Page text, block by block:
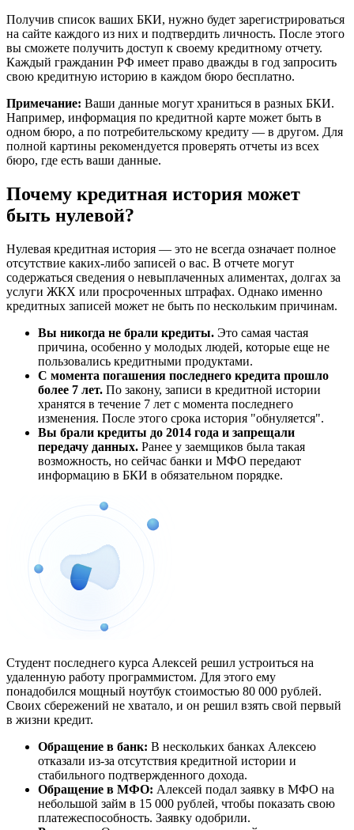
Получив список ваших БКИ, нужно будет зарегистрироваться
на сайте каждого из них и подтвердить личность. После этого
вы сможете получить доступ к своему кредитному отчету.
Каждый гражданин РФ имеет право дважды в год запросить
свою кредитную историю в каждом бюро бесплатно.
Примечание: Ваши данные могут храниться в разных БКИ.
Например, информация по кредитной карте может быть в
одном бюро, а по потребительскому кредиту — в другом. Для
полной картины рекомендуется проверять отчеты из всех
бюро, где есть ваши данные.
Почему кредитная история может
быть нулевой?
Нулевая кредитная история — это не всегда означает полное
отсутствие каких-либо записей о вас. В отчете могут
содержаться сведения о невыплаченных алиментах, долгах за
услуги ЖКХ или просроченных штрафах. Однако именно
кредитных записей может не быть по нескольким причинам.
Вы никогда не брали кредиты. Это самая частая
причина, особенно у молодых людей, которые еще не
пользовались кредитными продуктами.
С момента погашения последнего кредита прошло
более 7 лет. По закону, записи в кредитной истории
хранятся в течение 7 лет с момента последнего
изменения. После этого срока история "обнуляется".
Вы брали кредиты до 2014 года и запрещали
передачу данных. Ранее у заемщиков была такая
возможность, но сейчас банки и МФО передают
информацию в БКИ в обязательном порядке.
Студент последнего курса Алексей решил устроиться на
удаленную работу программистом. Для этого ему
понадобился мощный ноутбук стоимостью 80 000 рублей.
Своих сбережений не хватало, и он решил взять свой первый
в жизни кредит.
Обращение в банк: В нескольких банках Алексею
отказали из-за отсутствия кредитной истории и
стабильного подтвержденного дохода.
Обращение в МФО: Алексей подал заявку в МФО на
небольшой займ в 15 000 рублей, чтобы показать свою
платежеспособность. Заявку одобрили.